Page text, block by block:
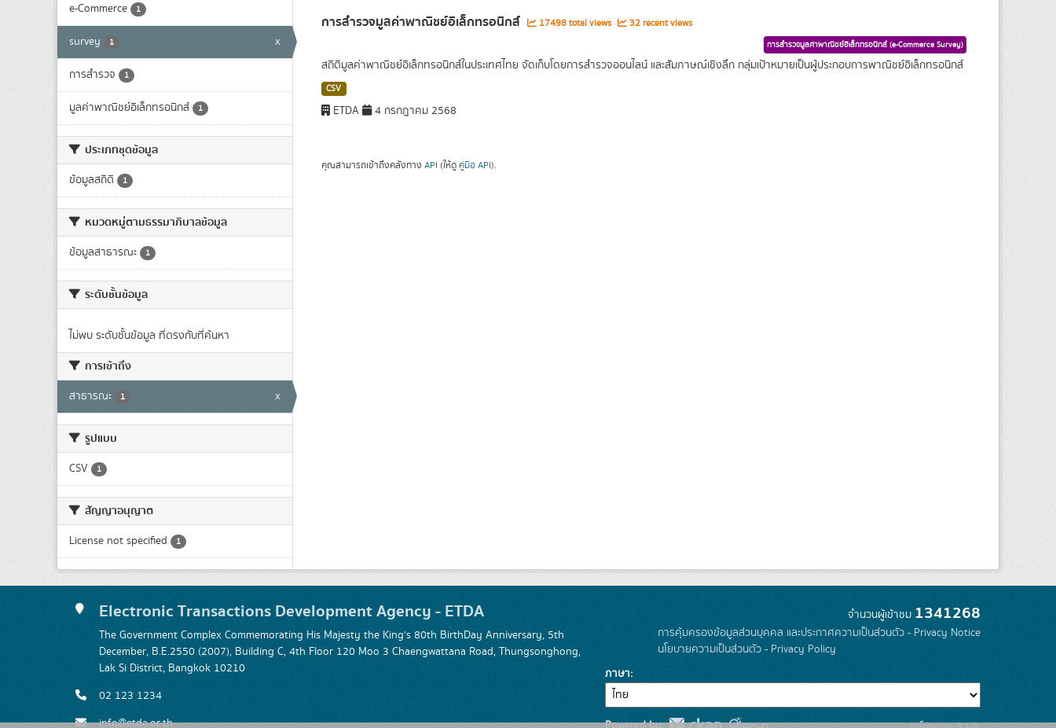
e-Commerce 1
survey 1 x
การสำรวจ 1
มูลค่าพาณิชย์อิเล็กทรอนิกส์ 1
ประเภทชุดข้อมูล
ข้อมูลสถิติ 1
หมวดหมู่ตามธรรมาภิบาลข้อมูล
ข้อมูลสาธารณะ 1
ระดับชั้นข้อมูล
ไม่พบ ระดับชั้นข้อมูล ที่ตรงกับที่ค้นหา
การเข้าถึง
สาธารณะ 1 x
รูปแบบ
CSV 1
สัญญาอนุญาต
License not specified 1
การสำรวจมูลค่าพาณิชย์อิเล็กทรอนิกส์ 17498 total views 32 recent views
การสำรวจมูลค่าพาณิชย์อิเล็กทรอนิกส์ (e-Commerce Survey)
สถิติมูลค่าพาณิชย์อิเล็กทรอนิกส์ในประเทศไทย จัดเก็บโดยการสำรวจออนไลน์ และสัมภาษณ์เชิงลึก กลุ่มเป้าหมายเป็นผู้ประกอบการพาณิชย์อิเล็กทรอนิกส์
CSV
ETDA 4 กรกฎาคม 2568
คุณสามารถเข้าถึงคลังทาง API (ให้ดู คู่มือ API).
Electronic Transactions Development Agency - ETDA
The Government Complex Commemorating His Majesty the King's 80th BirthDay Anniversary, 5th
December, B.E.2550 (2007), Building C, 4th Floor 120 Moo 3 Chaengwattana Road, Thungsonghong,
Lak Si District, Bangkok 10210
02 123 1234
info@etda.or.th
จำนวนผู้เข้าชม 1341268
การคุ้มครองข้อมูลส่วนบุคคล และประกาศความเป็นส่วนตัว - Privacy Notice
นโยบายความเป็นส่วนตัว - Privacy Policy
ภาษา